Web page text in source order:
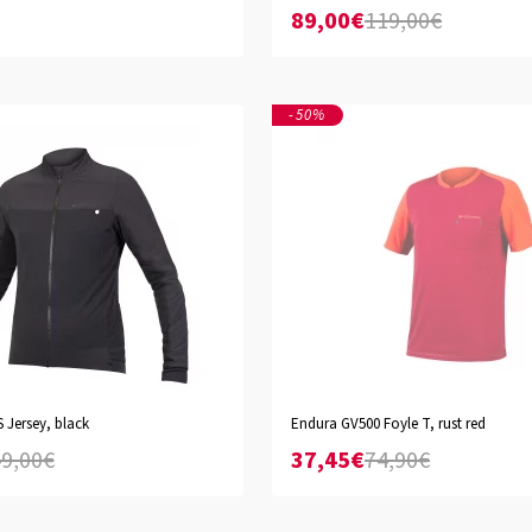
89,00€119,00€
Jersey, black S
-50%
Endura GV500 Foyle T, rust red
37,45€74,90€